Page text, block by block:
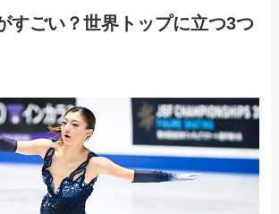
すごい？世界トップに立つ3つ